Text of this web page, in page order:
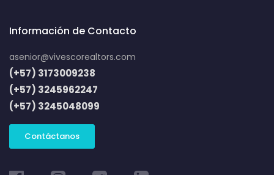
Información de Contacto
asenior@vivescorealtors.com
(+57) 3173009238
(+57) 3245962247
(+57) 3245048099
Contáctanos